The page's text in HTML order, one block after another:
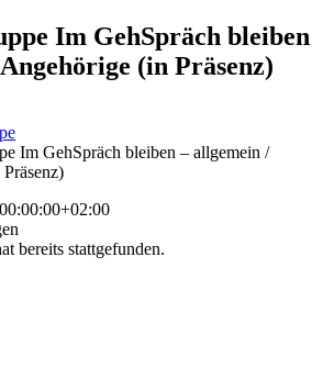
Im GehSpräch bleiben
(in Präsenz)
Im GehSpräch bleiben – allgemein /
bereits stattgefunden.